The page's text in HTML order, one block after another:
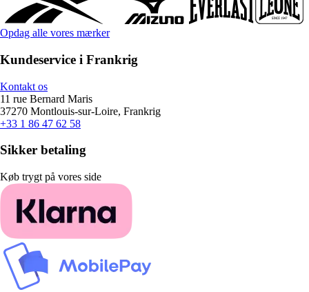
Opdag alle vores mærker
Kundeservice i Frankrig
Kontakt os
11 rue Bernard Maris
37270 Montlouis-sur-Loire, Frankrig
+33 1 86 47 62 58
Sikker betaling
Køb trygt på vores side